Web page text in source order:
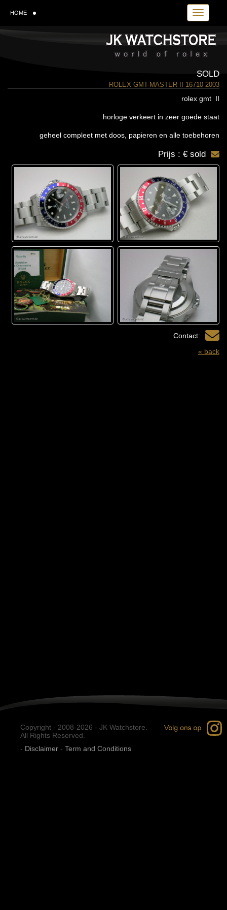
Toggle
HOME
SOLD
ROLEX GMT-MASTER II 16710 2003
rolex gmt II
horloge verkeert in zeer goede staat
geheel compleet met doos, papieren en alle toebehoren
Prijs : € sold
Contact:
« back
Copyright - 2008-2026 - JK Watchstore.
All Rights Reserved.
- Disclaimer - Term and Conditions